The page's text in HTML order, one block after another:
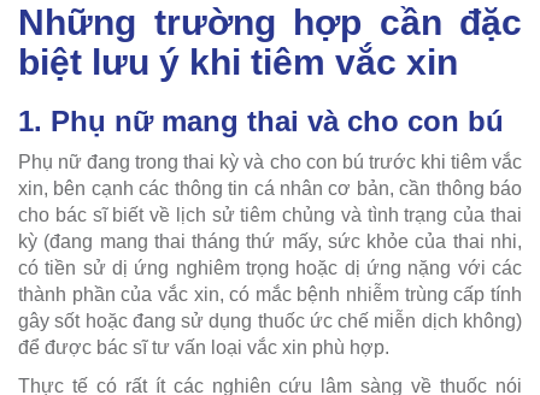
Những trường hợp cần đặc
biệt lưu ý khi tiêm vắc xin
1. Phụ nữ mang thai và cho con bú
Phụ nữ đang trong thai kỳ và cho con bú trước khi tiêm vắc
xin, bên cạnh các thông tin cá nhân cơ bản, cần thông báo
cho bác sĩ biết về lịch sử tiêm chủng và tình trạng của thai
kỳ (đang mang thai tháng thứ mấy, sức khỏe của thai nhi,
có tiền sử dị ứng nghiêm trọng hoặc dị ứng nặng với các
thành phần của vắc xin, có mắc bệnh nhiễm trùng cấp tính
gây sốt hoặc đang sử dụng thuốc ức chế miễn dịch không)
để được bác sĩ tư vấn loại vắc xin phù hợp.
Thực tế có rất ít các nghiên cứu lâm sàng về thuốc nói